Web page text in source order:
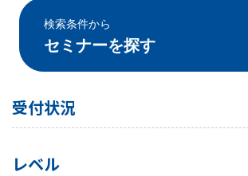
検索条件から
セミナーを探す
受付状況
レベル